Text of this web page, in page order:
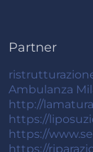
Partner
Ambulanza
http://
https://
https://
https://